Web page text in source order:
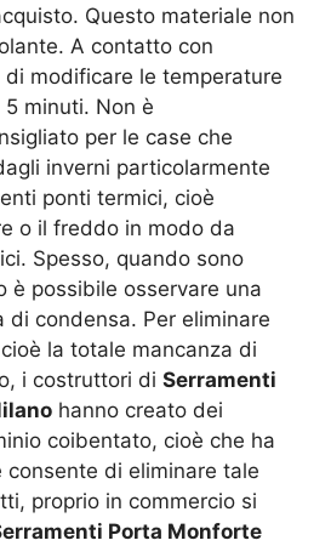
Questo materiale non
A contatto con
di modificare le temperature
minuti. Non è
per le case che
inverni particolarmente
ponti termici, cioè
o il freddo in modo da
Spesso, quando sono
è possibile osservare una
condensa. Per eliminare
la totale mancanza di
i costruttori di Serramenti
hanno creato dei
coibentato, cioè che ha
consente di eliminare tale
proprio in commercio si
Porta Monforte